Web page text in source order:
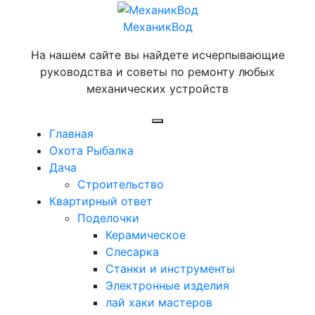
МеханикВод
На нашем сайте вы найдете исчерпывающие
руководства и советы по ремонту любых
механических устройств
Главная
Охота Рыбалка
Дача
Строительство
Квартирный ответ
Поделочки
Керамическое
Слесарка
Станки и инструменты
Электронные изделия
лай хаки мастеров